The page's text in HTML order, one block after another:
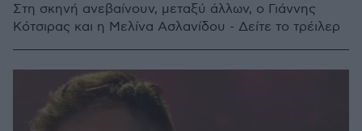
Στη σκηνή ανεβαίνουν, μεταξύ άλλων, ο Γιάννης
Κότσιρας και η Μελίνα Ασλανίδου - Δείτε το τρέιλερ